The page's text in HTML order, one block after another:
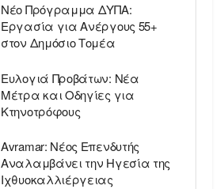
Νέο Πρόγραμμα ΔΥΠΑ:
Εργασία για Ανέργους 55+
στον Δημόσιο Τομέα
Ευλογιά Προβάτων: Νέα
Μέτρα και Οδηγίες για
Κτηνοτρόφους
Avramar: Νέος Επενδυτής
Αναλαμβάνει την Ηγεσία της
Ιχθυοκαλλιέργειας